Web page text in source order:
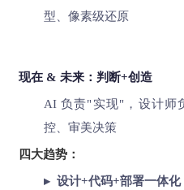
型、像素级还原
现在 & 未来：判断+创造
AI 负责"实现"，设计
控、审美决策
四大趋势：
▸ 设计+代码+部署一体化